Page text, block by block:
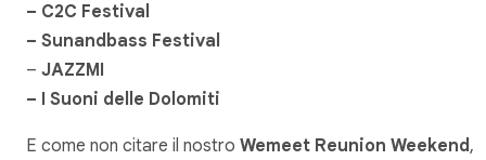
– C2C Festival
– Sunandbass Festival
– JAZZMI
– I Suoni delle Dolomiti
E come non citare il nostro Wemeet Reunion Weekend ,